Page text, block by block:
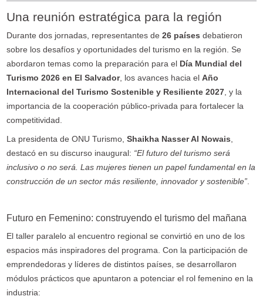
Una reunión estratégica para la región
Durante dos jornadas, representantes de 26 países debatieron
sobre los desafíos y oportunidades del turismo en la región. Se
abordaron temas como la preparación para el Día Mundial del
Turismo 2026 en El Salvador, los avances hacia el Año
Internacional del Turismo Sostenible y Resiliente 2027, y la
importancia de la cooperación público-privada para fortalecer la
competitividad.
La presidenta de ONU Turismo, Shaikha Nasser Al Nowais
destacó en su discurso inaugural: “El futuro del turismo será
inclusivo o no será. Las mujeres tienen un papel fundamental en la
construcción de un sector más resiliente, innovador y sostenible”.
Futuro en Femenino: construyendo el turismo del mañana
El taller paralelo al encuentro regional se convirtió en uno de los
espacios más inspiradores del programa. Con la participación de
emprendedoras y líderes de distintos países, se desarrollaron
módulos prácticos que apuntaron a potenciar el rol femenino en la
industria: